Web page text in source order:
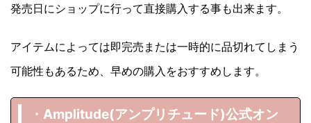
発売日にショップに行って直接購入する事も出来ます。
アイテムによっては即完売または一時的に品切れてしまう
可能性もあるため、早めの購入をおすすめします。
・Amplitude(アンプリチュード)公式オン